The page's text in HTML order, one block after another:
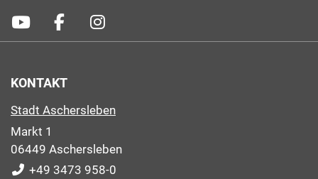
KONTAKT
Stadt Aschersleben
Markt 1
06449 Aschersleben
+49 3473 958-0